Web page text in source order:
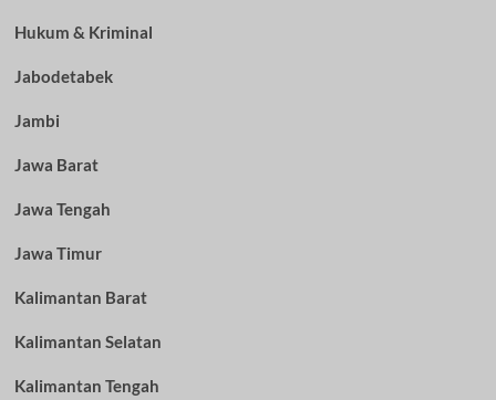
Hukum & Kriminal
Jabodetabek
Jambi
Jawa Barat
Jawa Tengah
Jawa Timur
Kalimantan Barat
Kalimantan Selatan
Kalimantan Tengah